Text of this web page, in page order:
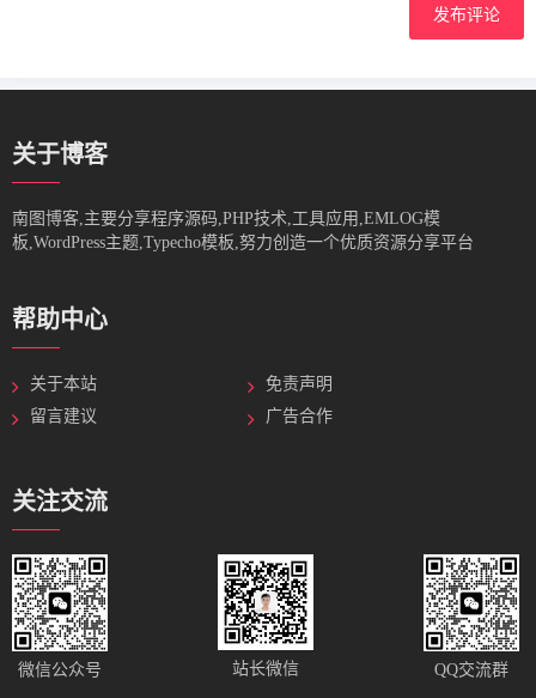
发布评论
关于博客
南图博客,主要分享程序源码,PHP技术,工具应用,EMLOG模
板,WordPress主题,Typecho模板,努力创造一个优质资源分享平台
帮助中心
关于本站
免责声明
留言建议
广告合作
关注交流
微信公众号 站长微信 QQ交流群